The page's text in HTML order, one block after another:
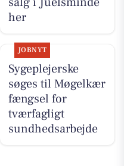
her
JOBNYT
Sygeplejerske
søges til Møgelkær
fængsel for
tværfagligt
sundhedsarbejde